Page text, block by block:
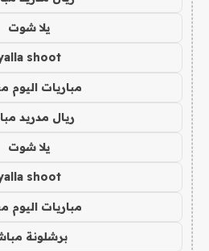
يلا شوت
shoot
مباريات اليوم
ريال مدريد
يلا شوت
shoot
مباريات اليوم
برشلونة